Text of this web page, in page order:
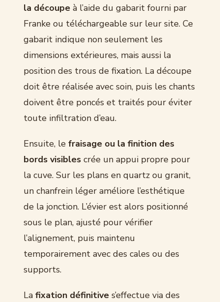
la découpe à l’aide du gabarit fourni par
Franke ou téléchargeable sur leur site. Ce
gabarit indique non seulement les
dimensions extérieures, mais aussi la
position des trous de fixation. La découpe
doit être réalisée avec soin, puis les chants
doivent être poncés et traités pour éviter
toute infiltration d’eau.
Ensuite, le fraisage ou la finition des
bords visibles crée un appui propre pour
la cuve. Sur les plans en quartz ou granit,
un chanfrein léger améliore l’esthétique
de la jonction. L’évier est alors positionné
sous le plan, ajusté pour vérifier
l’alignement, puis maintenu
temporairement avec des cales ou des
supports.
La fixation définitive s’effectue via des